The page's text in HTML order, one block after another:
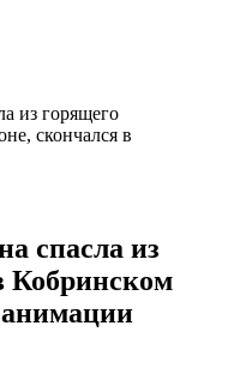
из горящего
скончался в
спасла из
Кобринском